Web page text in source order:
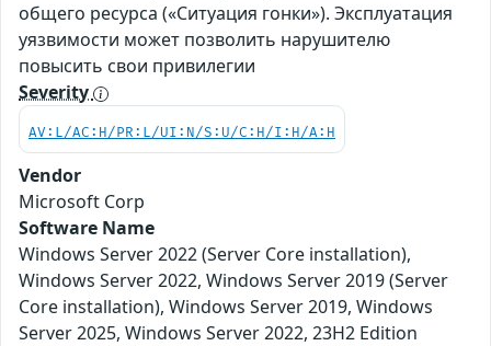
общего ресурса («Ситуация гонки»). Эксплуатация
уязвимости может позволить нарушителю
повысить свои привилегии
Severity
AV:L/AC:H/PR:L/UI:N/S:U/C:H/I:H/A:H
Vendor
Microsoft Corp
Software Name
Windows Server 2022 (Server Core installation),
Windows Server 2022, Windows Server 2019 (Server
Core installation), Windows Server 2019, Windows
Server 2025, Windows Server 2022, 23H2 Edition